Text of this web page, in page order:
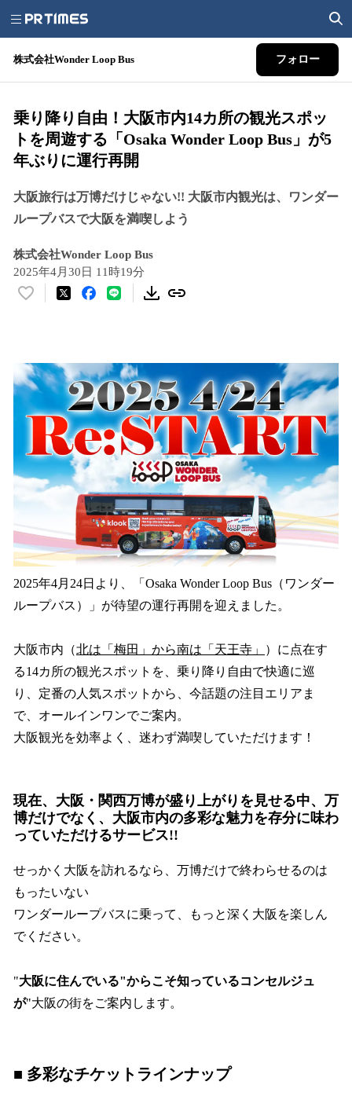
株式会社Wonder Loop Bus フォロー
乗り降り自由！大阪市内14カ所の観光スポッ
トを周遊する「Osaka Wonder Loop Bus」が5
年ぶりに運行再開
大阪旅行は万博だけじゃない!! 大阪市内観光は、ワンダー
ループバスで大阪を満喫しよう
株式会社Wonder Loop Bus
2025年4月30日 11時19分
い
数
を
み
み
中
で
2025年4月24日より、「Osaka Wonder Loop Bus（ワンダー
ループバス）」が待望の運行再開を迎えました。
大阪市内（北は「梅田」から南は「天王寺」
）に点在す
る14カ所の観光スポットを、乗り降り自由で快適に巡
り、定番の人気スポットから、今話題の注目エリアま
で、オールインワンでご案内。
大阪観光を効率よく、迷わず満喫していただけます！
現在、大阪・関西万博が盛り上がりを見せる中、万
博だけでなく、大阪市内の多彩な魅力を存分に味わ
っていただけるサービス!!
せっかく大阪を訪れるなら、万博だけで終わらせるのは
もったいない
ワンダーループバスに乗って、もっと深く大阪を楽しん
でください。
"大阪に住んでいる"からこそ知っているコンセルジュ
が"大阪の街をご案内します。
■ 多彩なチケットラインナップ